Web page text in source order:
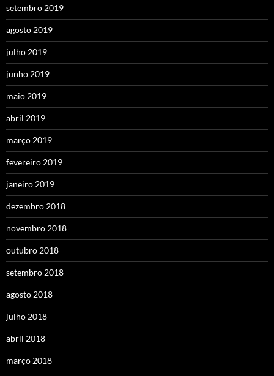
setembro 2019
agosto 2019
julho 2019
junho 2019
maio 2019
abril 2019
março 2019
fevereiro 2019
janeiro 2019
dezembro 2018
novembro 2018
outubro 2018
setembro 2018
agosto 2018
julho 2018
abril 2018
março 2018